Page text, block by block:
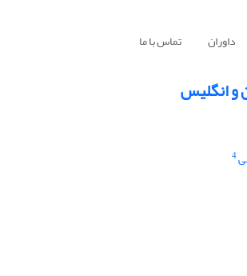
داوران تماس با ما
و انگلیس
4